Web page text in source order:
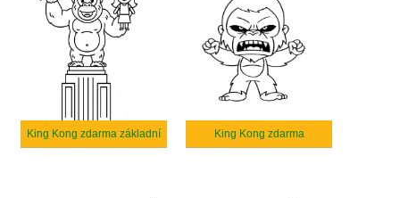
King Kong zdarma základní King Kong zdarma